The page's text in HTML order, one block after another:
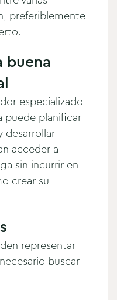
preferiblemente
buena
especializado
puede planificar
desarrollar
acceder a
sin incurrir en
crear su
representar
buscar